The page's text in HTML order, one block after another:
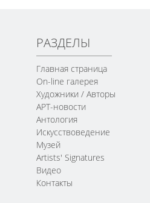
РАЗДЕЛЫ
Главная страница
On-line галерея
Художники / Авторы
АРТ-новости
Антология
Искусствоведение
Музей
Artists' Signatures
Видео
Контакты